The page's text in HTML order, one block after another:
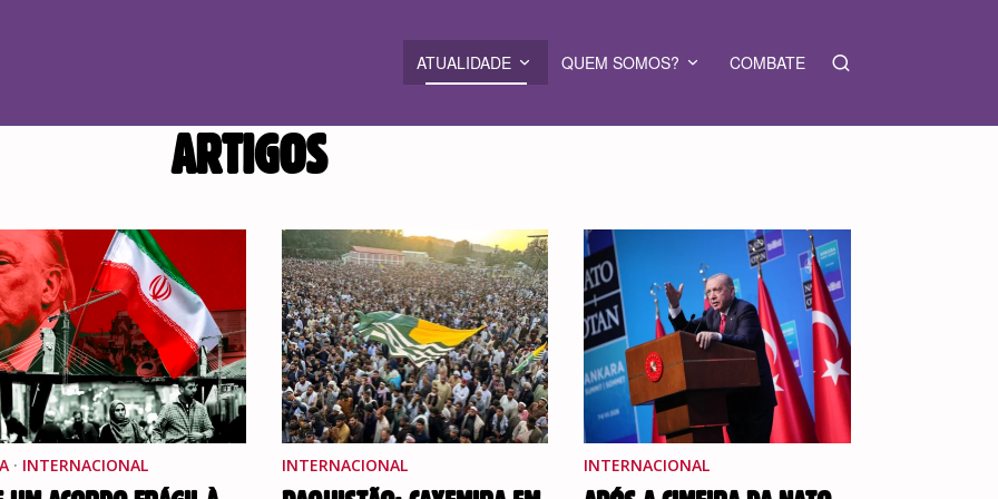
ATUALIDADE QUEM SOMOS? COMBATE
ARTIGOS
· INTERNACIONAL INTERNACIONAL INTERNACIONAL